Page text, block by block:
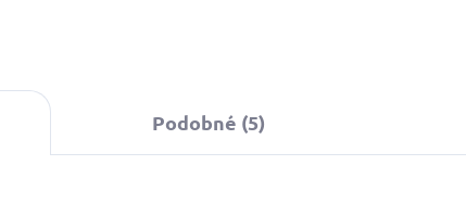
Podobné (5)